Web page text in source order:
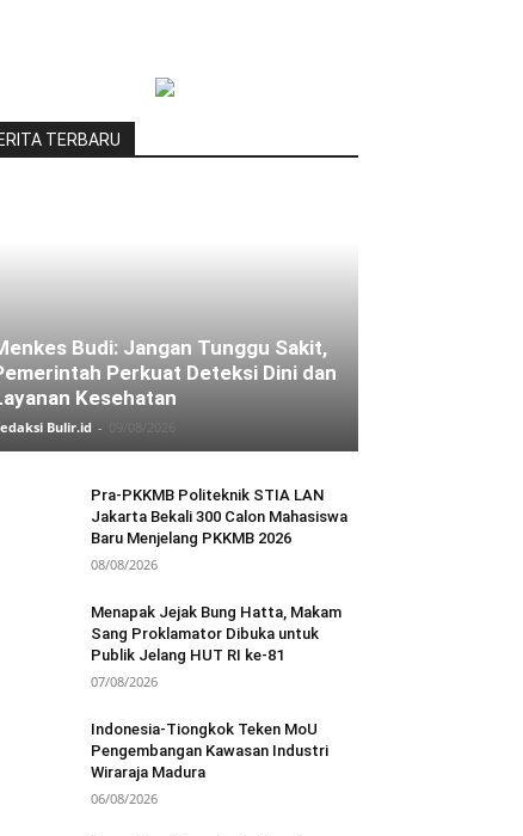
TERBARU
Budi: Jangan Tunggu Sakit,
Perkuat Deteksi Dini dan
Kesehatan
Bulir.id -
Pra-PKKMB Politeknik STIA LAN
Jakarta Bekali 300 Calon Mahasiswa
Baru Menjelang PKKMB 2026
08/08/2026
Menapak Jejak Bung Hatta, Makam
Sang Proklamator Dibuka untuk
Publik Jelang HUT RI ke-81
07/08/2026
Indonesia-Tiongkok Teken MoU
Pengembangan Kawasan Industri
Wiraraja Madura
06/08/2026